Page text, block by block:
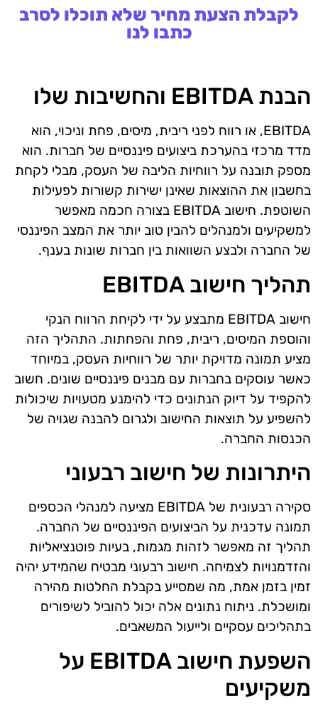
לקבלת הצעת מחיר שלא תוכלו לסרב
כתבו לנו
הבנת EBITDA והחשיבות שלו
EBITDA, או רווח לפני ריבית, מיסים, פחת וניכוי, הוא
מדד מרכזי בהערכת ביצועים פיננסיים של חברות. הוא
מספק תובנה על רווחיות הליבה של העסק, מבלי לקחת
בחשבון את ההוצאות שאינן ישירות קשורות לפעילות
השוטפת. חישוב EBITDA בצורה חכמה מאפשר
למשקיעים ולמנהלים להבין טוב יותר את המצב הפיננסי
של החברה ולבצע השוואות בין חברות שונות בענף.
תהליך חישוב EBITDA
חישוב EBITDA מתבצע על ידי לקיחת הרווח הנקי
והוספת המיסים, ריבית, פחת והפחתות. התהליך הזה
מציע תמונה מדויקת יותר של רווחיות העסק, במיוחד
כאשר עוסקים בחברות עם מבנים פיננסיים שונים. חשוב
להקפיד על דיוק הנתונים כדי להימנע מטעויות שיכולות
להשפיע על תוצאות החישוב ולגרום להבנה שגויה של
הכנסות החברה.
היתרונות של חישוב רבעוני
סקירה רבעונית של EBITDA מציעה למנהלי הכספים
תמונה עדכנית על הביצועים הפיננסיים של החברה.
תהליך זה מאפשר לזהות מגמות, בעיות פוטנציאליות
והזדמנויות לצמיחה. חישוב רבעוני מבטיח שהמידע יהיה
זמין בזמן אמת, מה שמסייע בקבלת החלטות מהירה
ומושכלת. ניתוח נתונים אלה יכול להוביל לשיפורים
בתהליכים עסקיים ולייעול המשאבים.
השפעת חישוב EBITDA על
משקיעים